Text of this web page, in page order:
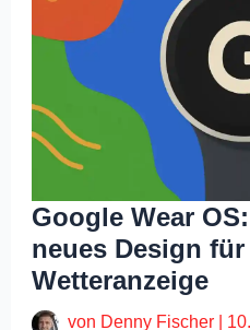
Google Wear
neues Design
Wetteranzeige
von Denny Fischer